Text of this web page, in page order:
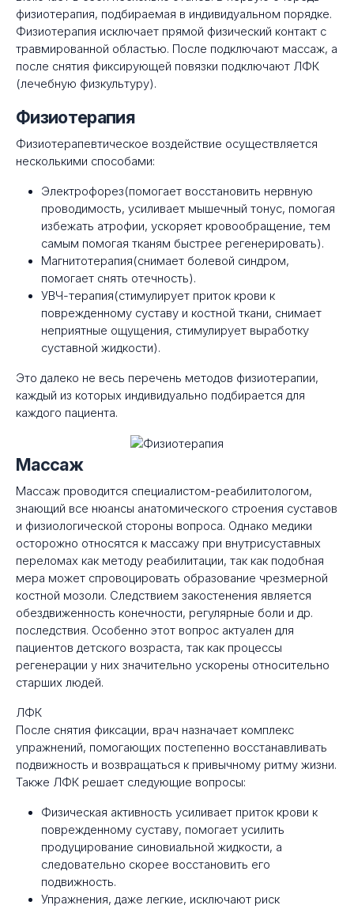
физиотерапия, подбираемая в индивидуальном порядке.
Физиотерапия исключает прямой физический контакт с
травмированной областью. После подключают массаж, а
после снятия фиксирующей повязки подключают ЛФК
(лечебную физкультуру).
Физиотерапия
Физиотерапевтическое воздействие осуществляется
несколькими способами:
Электрофорез(помогает восстановить нервную
проводимость, усиливает мышечный тонус, помогая
избежать атрофии, ускоряет кровообращение, тем
самым помогая тканям быстрее регенерировать).
Магнитотерапия(снимает болевой синдром,
помогает снять отечность).
УВЧ-терапия(стимулирует приток крови к
поврежденному суставу и костной ткани, снимает
неприятные ощущения, стимулирует выработку
суставной жидкости).
Это далеко не весь перечень методов физиотерапии,
каждый из которых индивидуально подбирается для
каждого пациента.
Массаж
Массаж проводится специалистом-реабилитологом,
знающий все нюансы анатомического строения суставов
и физиологической стороны вопроса. Однако медики
осторожно относятся к массажу при внутрисуставных
переломах как методу реабилитации, так как подобная
мера может спровоцировать образование чрезмерной
костной мозоли. Следствием закостенения является
обездвиженность конечности, регулярные боли и др.
последствия. Особенно этот вопрос актуален для
пациентов детского возраста, так как процессы
регенерации у них значительно ускорены относительно
старших людей.
ЛФК
После снятия фиксации, врач назначает комплекс
упражнений, помогающих постепенно восстанавливать
подвижность и возвращаться к привычному ритму жизни.
Также ЛФК решает следующие вопросы:
Физическая активность усиливает приток крови к
поврежденному суставу, помогает усилить
продуцирование синовиальной жидкости, а
следовательно скорее восстановить его
подвижность.
Упражнения, даже легкие, исключают риск